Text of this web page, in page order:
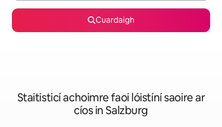
Cuardaigh
Staitisticí achoimre faoi lóistíní saoire ar
cíos in Salzburg